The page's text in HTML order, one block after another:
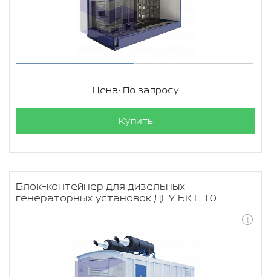
Цена: По запросу
Купить
Блок-контейнер для дизельных
генераторных установок ДГУ БКТ-10